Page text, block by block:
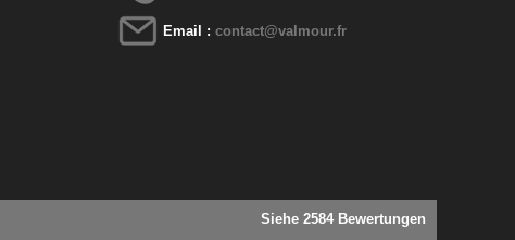
Email :contact@valmour.fr
Siehe 2584 Bewertungen